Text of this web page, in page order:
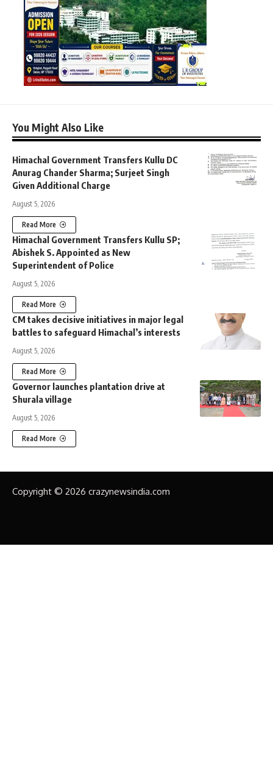
You Might Also Like
Himachal Government Transfers Kullu DC
Anurag Chander Sharma; Surjeet Singh
Given Additional Charge
August 5, 2026
Read More
Himachal Government Transfers Kullu SP;
Abishek S. Appointed as New
Superintendent of Police
August 5, 2026
Read More
CM takes decisive initiatives in major legal
battles to safeguard Himachal’s interests
August 5, 2026
Read More
Governor launches plantation drive at
Shurala village
August 5, 2026
Read More
Copyright © 2026 crazynewsindia.com